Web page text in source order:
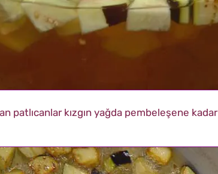
patlıcanlar kızgın yağda pembeleşene kadar